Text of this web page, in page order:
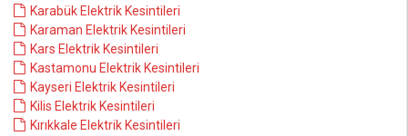
Karabük Elektrik Kesintileri
Karaman Elektrik Kesintileri
Kars Elektrik Kesintileri
Kastamonu Elektrik Kesintileri
Kayseri Elektrik Kesintileri
Kilis Elektrik Kesintileri
Kırıkkale Elektrik Kesintileri